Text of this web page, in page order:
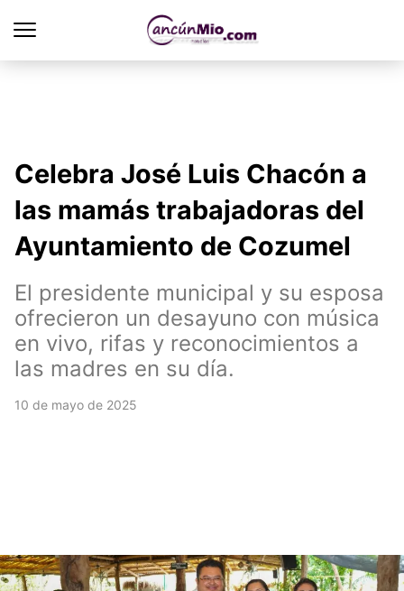
Celebra José Luis Chacón a
las mamás trabajadoras del
Ayuntamiento de Cozumel
El presidente municipal y su esposa
ofrecieron un desayuno con música
en vivo, rifas y reconocimientos a
las madres en su día.
10 de mayo de 2025